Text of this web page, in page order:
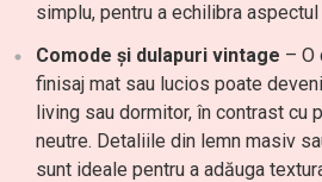
simplu, pentru a echilibra aspectul
Comode și dulapuri vintage – O
finisaj mat sau lucios poate
living sau dormitor, în contrast cu
neutre. Detaliile din lemn masiv
sunt ideale pentru a adăuga